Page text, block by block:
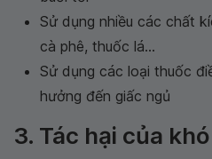
Sử dụng nhiều các chất
cà phê, thuốc lá...
Sử dụng các loại thuốc
hưởng đến giấc ngủ
3. Tác hại của